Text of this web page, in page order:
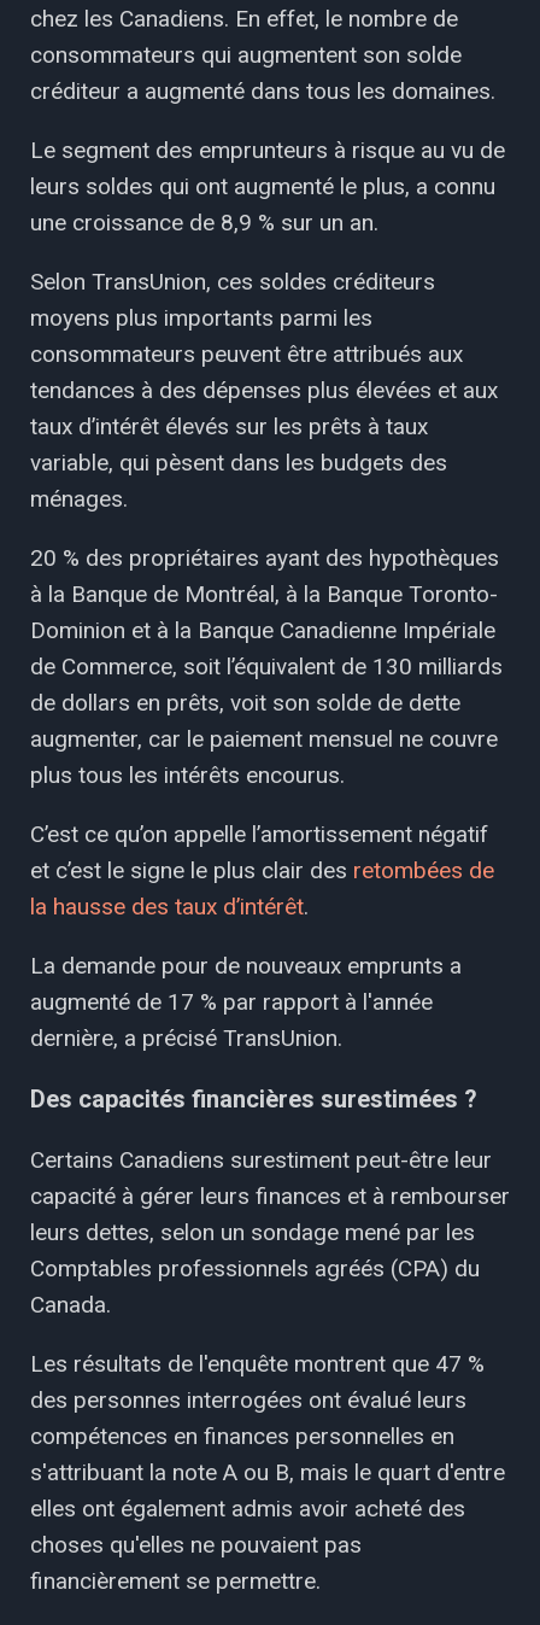
chez les Canadiens. En effet, le nombre de
consommateurs qui augmentent son solde
créditeur a augmenté dans tous les domaines.
Le segment des emprunteurs à risque au vu de
leurs soldes qui ont augmenté le plus, a connu
une croissance de 8,9 % sur un an.
Selon TransUnion, ces soldes créditeurs
moyens plus importants parmi les
consommateurs peuvent être attribués aux
tendances à des dépenses plus élevées et aux
taux d’intérêt élevés sur les prêts à taux
variable, qui pèsent dans les budgets des
ménages.
20 % des propriétaires ayant des hypothèques
à la Banque de Montréal, à la Banque Toronto-
Dominion et à la Banque Canadienne Impériale
de Commerce, soit l’équivalent de 130 milliards
de dollars en prêts, voit son solde de dette
augmenter, car le paiement mensuel ne couvre
plus tous les intérêts encourus.
C’est ce qu’on appelle l’amortissement négatif
et c’est le signe le plus clair des retombées de
la hausse des taux d’intérêt.
La demande pour de nouveaux emprunts a
augmenté de 17 % par rapport à l'année
dernière, a précisé TransUnion.
Des capacités financières surestimées ?
Certains Canadiens surestiment peut-être leur
capacité à gérer leurs finances et à rembourser
leurs dettes, selon un sondage mené par les
Comptables professionnels agréés (CPA) du
Canada.
Les résultats de l'enquête montrent que 47 %
des personnes interrogées ont évalué leurs
compétences en finances personnelles en
s'attribuant la note A ou B, mais le quart d'entre
elles ont également admis avoir acheté des
choses qu'elles ne pouvaient pas
financièrement se permettre.